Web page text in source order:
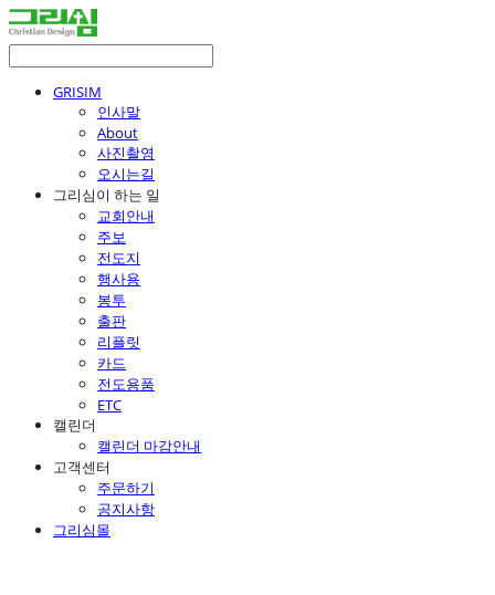
GRISIM
인사말
About
사진촬영
오시는길
그리심이 하는 일
교회안내
주보
전도지
행사용
봉투
출판
리플릿
카드
전도용품
ETC
캘린더
캘린더 마감안내
고객센터
주문하기
공지사항
그리심몰